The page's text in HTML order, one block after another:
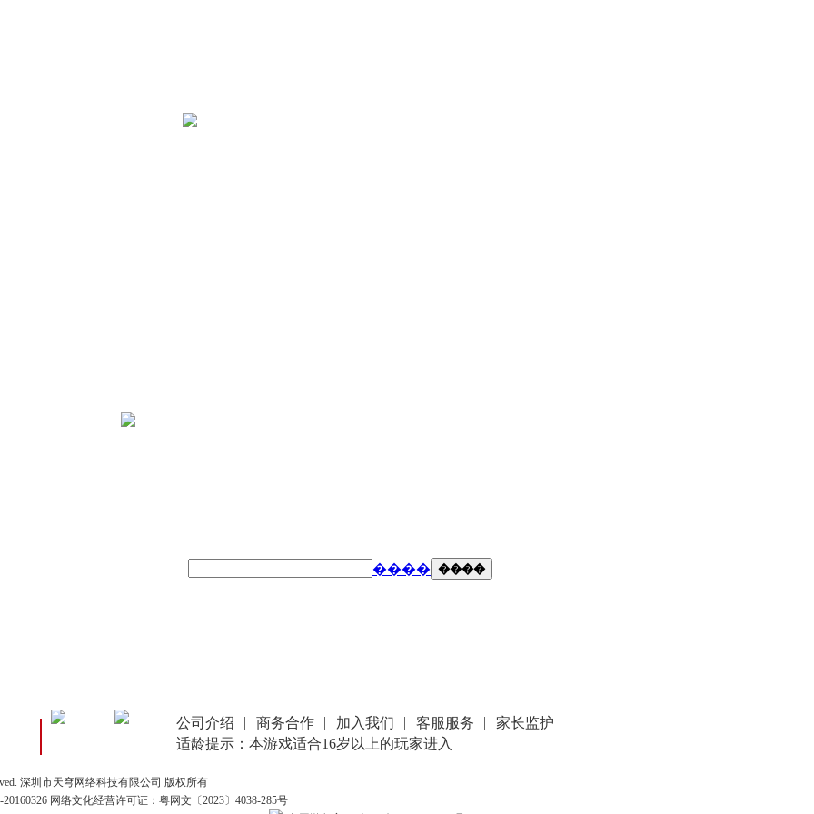
���� ����
公司介绍 商务合作 加入我们 客服服务
家长监护
适龄提示：本游戏适合16岁以上的玩家进入
深圳市天穹网络科技有限公司 版权所有
网络文化经营许可证： 粤网文〔2023〕4038-285号